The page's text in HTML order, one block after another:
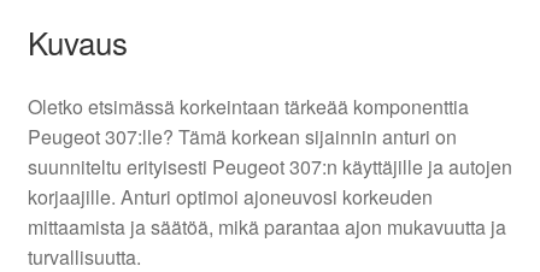
Kuvaus
Oletko etsimässä korkeintaan tärkeää komponenttia
Peugeot 307:lle? Tämä korkean sijainnin anturi on
suunniteltu erityisesti Peugeot 307:n käyttäjille ja autojen
korjaajille. Anturi optimoi ajoneuvosi korkeuden
mittaamista ja säätöä, mikä parantaa ajon mukavuutta ja
turvallisuutta.